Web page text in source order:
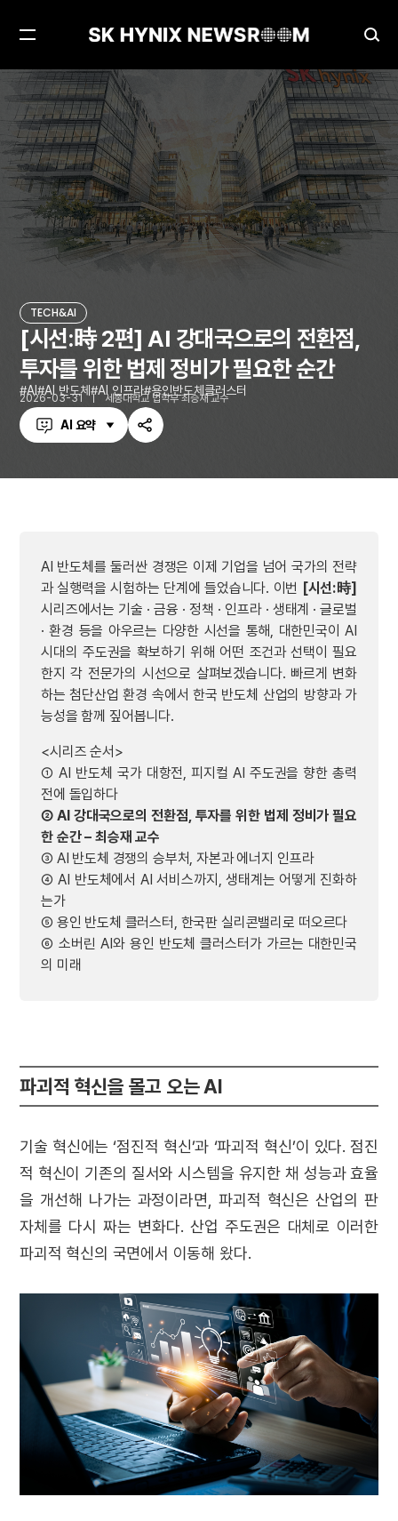
검
색
창
열
기
메
열
기
TECH&AI
[시선:時 2편] AI 강대국으로의 전환점,
투자를 위한 법제 정비가 필요한 순간
AI AI 반도체 AI 인프라 용인반도체클러스터
2026-03-31 세종대학교 법학부 최승재 교수
AI 요약
공
하
TECH&AI [시선:時 2편] AI 강대국으로의 전환점, 투자를 위한 법제 정비가 필요한 순간
AI 반도체를 둘러싼 경쟁은 이제 기업을 넘어 국가의 전략
과 실행력을 시험하는 단계에 들었습니다. 이번 [시선:時]
시리즈에서는 기술 · 금융 · 정책 · 인프라 · 생태계 · 글로벌
· 환경 등을 아우르는 다양한 시선을 통해, 대한민국이 AI
시대의 주도권을 확보하기 위해 어떤 조건과 선택이 필요
한지 각 전문가의 시선으로 살펴보겠습니다. 빠르게 변화
하는 첨단산업 환경 속에서 한국 반도체 산업의 방향과 가
능성을 함께 짚어봅니다.
<시리즈 순서>
① AI 반도체 국가 대항전, 피지컬 AI 주도권을 향한 총력
전에 돌입하다
② AI 강대국으로의 전환점, 투자를 위한 법제 정비가 필요
한 순간 – 최승재 교수
③ AI 반도체 경쟁의 승부처, 자본과 에너지 인프라
④ AI 반도체에서 AI 서비스까지, 생태계는 어떻게 진화하
는가
⑤ 용인 반도체 클러스터, 한국판 실리콘밸리로 떠오르다
⑥ 소버린 AI와 용인 반도체 클러스터가 가르는 대한민국
의 미래
파괴적 혁신을 몰고 오는 AI
기술 혁신에는 ‘점진적 혁신’과 ‘파괴적 혁신’이 있다. 점진
적 혁신이 기존의 질서와 시스템을 유지한 채 성능과 효율
을 개선해 나가는 과정이라면, 파괴적 혁신은 산업의 판
자체를 다시 짜는 변화다. 산업 주도권은 대체로 이러한
파괴적 혁신의 국면에서 이동해 왔다.